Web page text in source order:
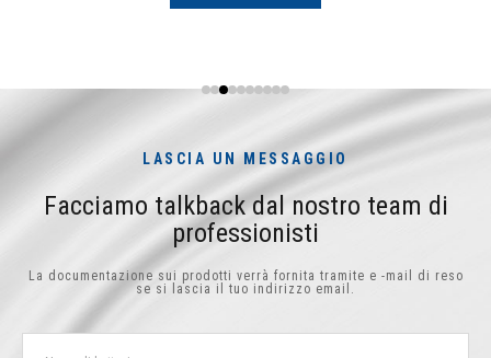
LASCIA UN MESSAGGIO
Facciamo talkback dal nostro team di
professionisti
La documentazione sui prodotti verrà fornita tramite e -mail di reso
se si lascia il tuo indirizzo email.